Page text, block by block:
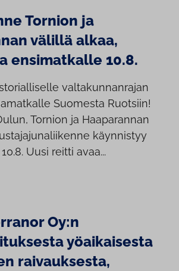
Tornion ja
välillä alkaa,
ensimatkalle 10.8.
valtakunnanrajan
Suomesta Ruotsiin!
Tornion ja Haaparannan
käynnistyy
Uusi reitti avaa...
Oy:n
yöaikaisesta
raivauksesta,